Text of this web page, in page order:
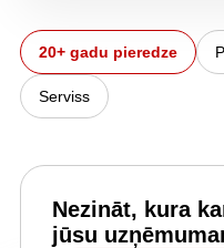
20+ gadu pieredze
Serviss
Nezināt, kura
jūsu